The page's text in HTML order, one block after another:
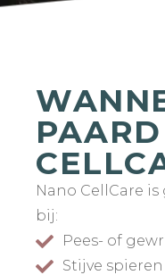
Nano CellCare
bij:
Pees- of
Stijve spieren